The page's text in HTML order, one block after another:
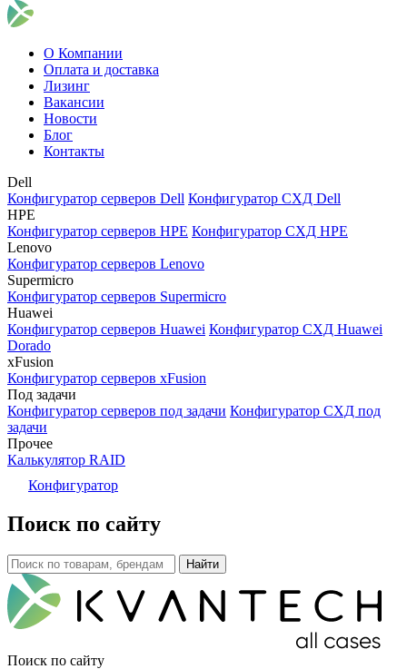
О Компании
Оплата и доставка
Лизинг
Вакансии
Новости
Блог
Контакты
Dell
Конфигуратор серверов Dell Конфигуратор СХД Dell
HPE
Конфигуратор серверов HPE Конфигуратор СХД HPE
Lenovo
Конфигуратор серверов Lenovo
Supermicro
Конфигуратор серверов Supermicro
Huawei
Конфигуратор серверов Huawei Конфигуратор СХД Huawei
Dorado
xFusion
Конфигуратор серверов xFusion
Под задачи
Конфигуратор серверов под задачи Конфигуратор СХД под
задачи
Прочее
Калькулятор RAID
Конфигуратор
Поиск по сайту
Поиск по сайту